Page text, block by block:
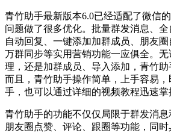
青竹助手最新版本6.0已经适配了微信
问题做了很多优化。批量群发消息、
自动回复、一键添加加群成员、朋友圈
万群同步等实用营销功能一应俱全。
理，还是加群成员、导入添加，青竹助
而且，青竹助手操作简单，上手容易
手，也可以通过详细的视频教程迅速掌
青竹助手的功能不仅仅局限于群发消
朋友圈点赞、评论、跟圈等功能，同时